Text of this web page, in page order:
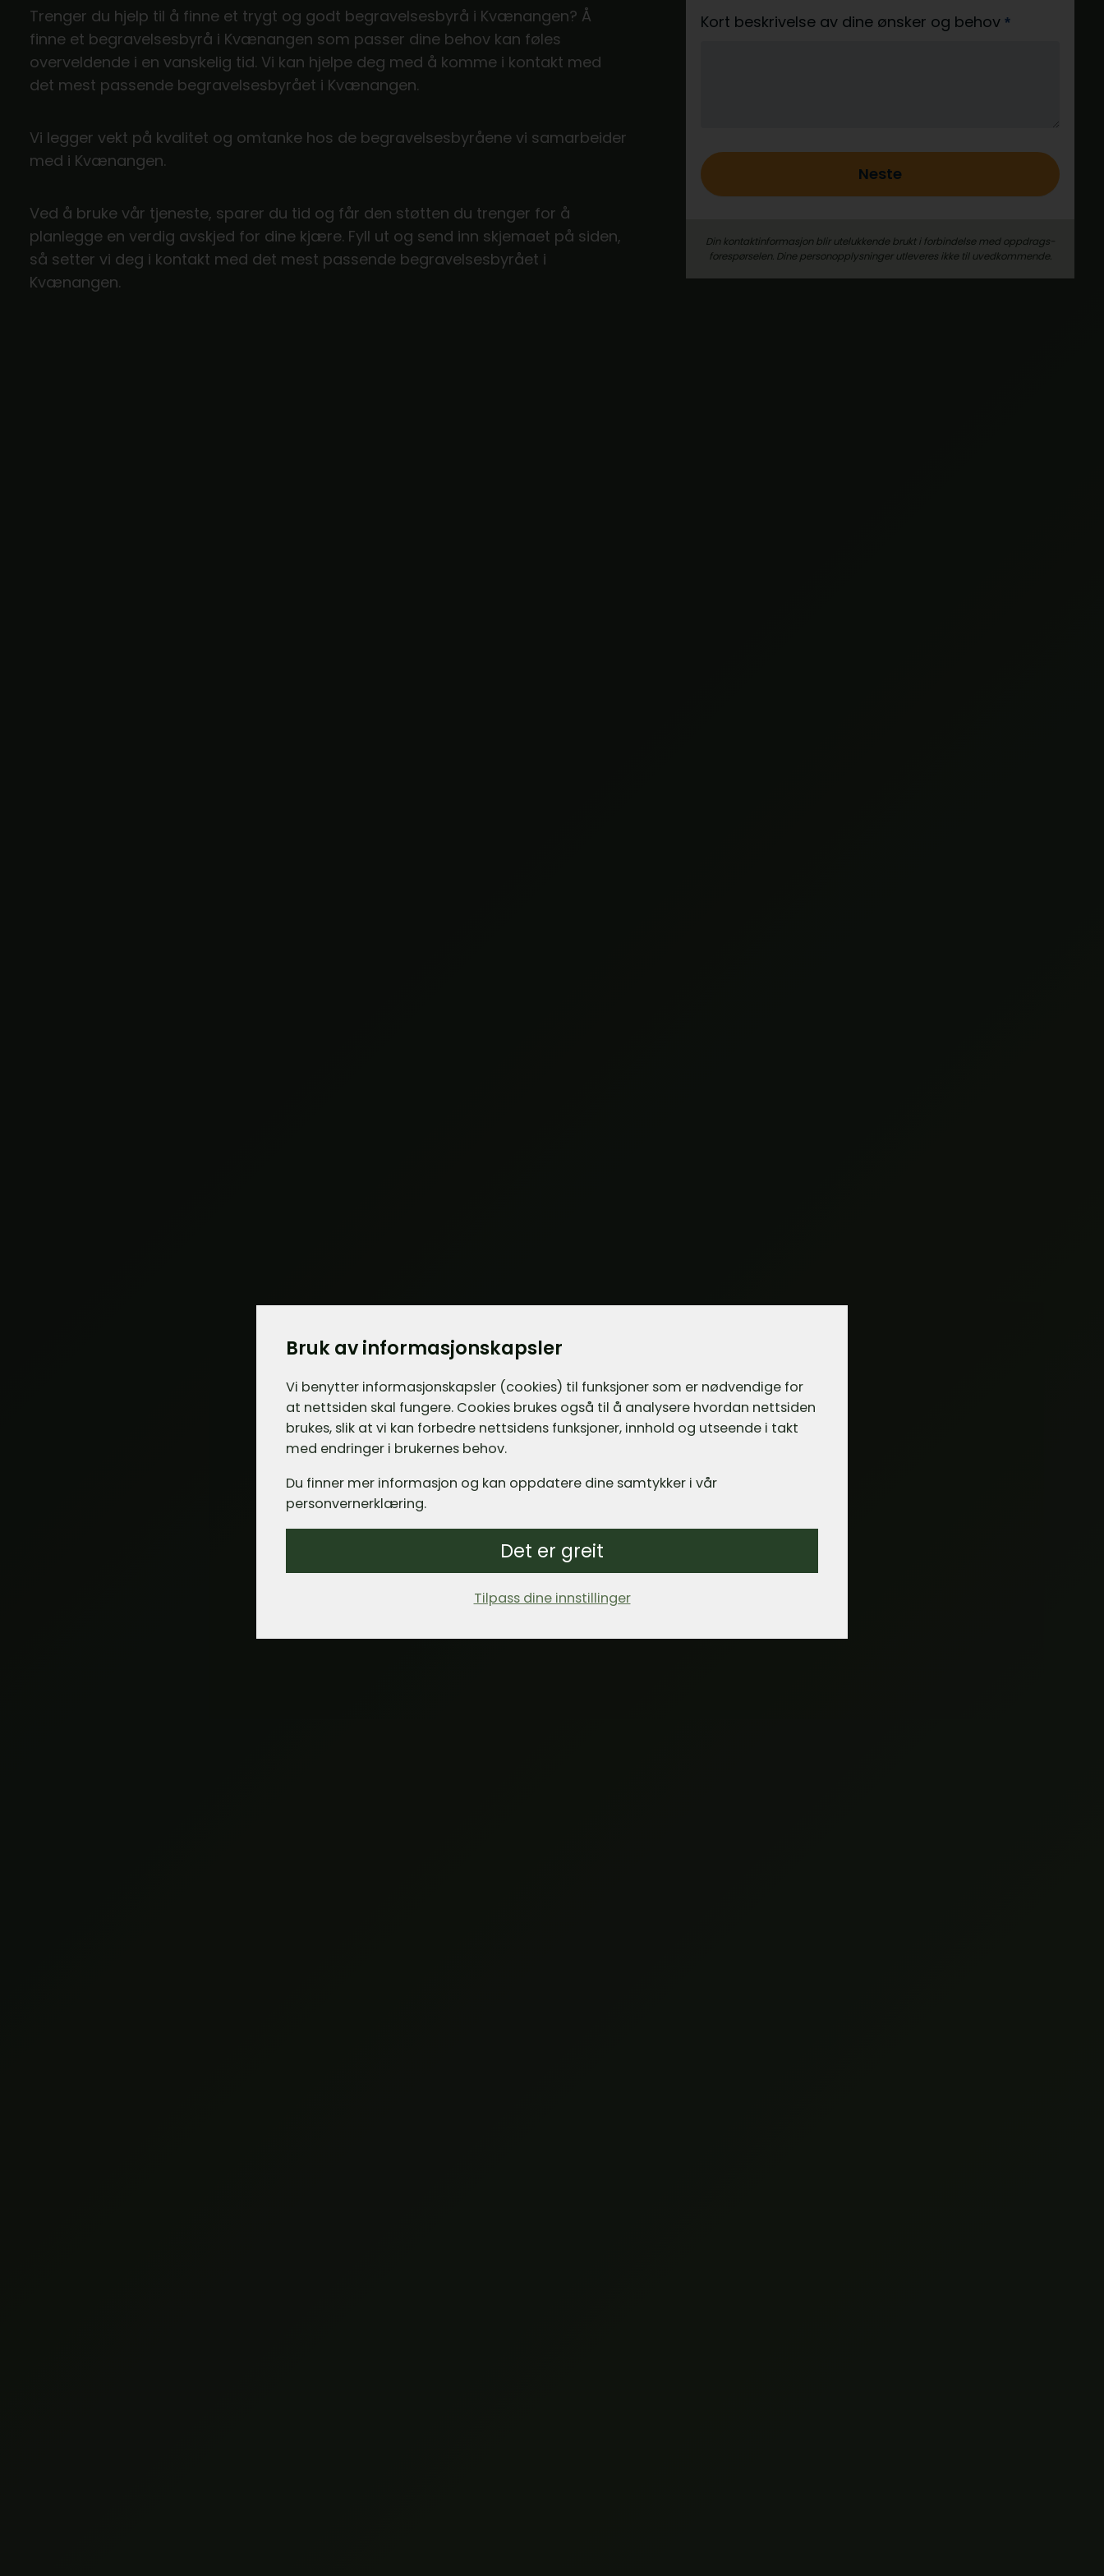
Trenger du hjelp til å finne et trygt og godt begravelsesbyrå i Kvænangen? Å
finne et begravelsesbyrå i Kvænangen som passer dine behov kan føles
overveldende i en vanskelig tid. Vi kan hjelpe deg med å komme i kontakt med
det mest passende begravelsesbyrået i Kvænangen.
Vi legger vekt på kvalitet og omtanke hos de begravelsesbyråene vi samarbeider
med i Kvænangen.
Ved å bruke vår tjeneste, sparer du tid og får den støtten du trenger for å
planlegge en verdig avskjed for dine kjære. Fyll ut og send inn skjemaet på siden,
så setter vi deg i kontakt med det mest passende begravelsesbyrået i
Kvænangen.
e
Kort beskrivelse av dine ønsker og behov*
Neste
Din kontaktinformasjon blir utelukkende brukt i forbindelse med oppdrags­
forespørselen. Dine person­­opplysninger utleveres ikke til uvedkommende.
Bruk av informasjonskapsler
Vi benytter informasjons­kapsler (cookies) til funksjoner som er nødvendige for
at nettsiden skal fungere. Cookies brukes også til å analysere hvordan nettsiden
brukes, slik at vi kan forbedre nettsidens funksjoner, innhold og utseende i takt
med endringer i brukernes behov.
Du finner mer informasjon og kan oppdatere dine samtykker i vår
personvernerklæring.
Det er greit
Tilpass dine innstillinger